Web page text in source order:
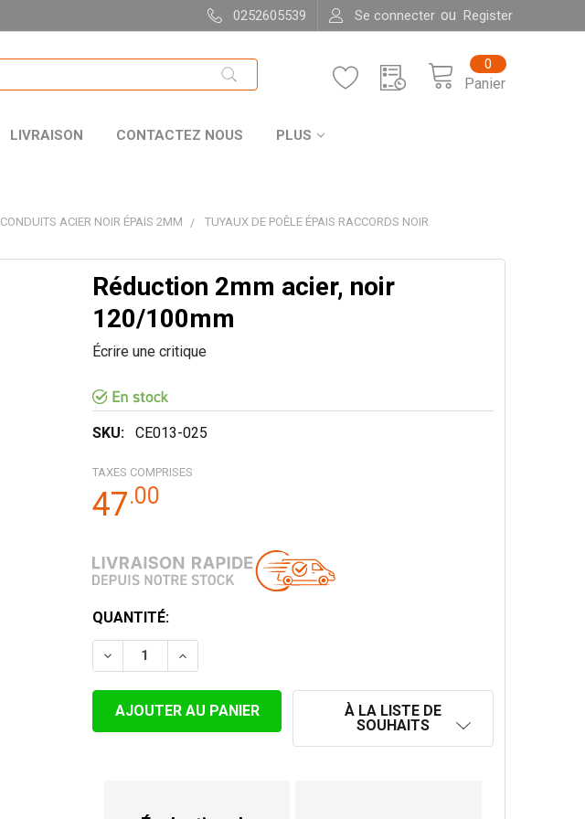
0252605539 Se connecter ou Register
Panier
0
LIVRAISON CONTACTEZ NOUS PLUS
CONDUITS ACIER NOIR ÉPAIS 2MM
TUYAUX DE POÊLE ÉPAIS RACCORDS NOIR
Réduction 2mm acier, noir
120/100mm
Écrire une critique
SKU: CE013-025
TAXES COMPRISES
47.00
STOCK
ACTUEL:
QUANTITÉ:
DIMINUER LA QUANTITÉ DE RÉDUCTION 2MM ACIER, NOIR 120/100MM
AUGMENTER LA QUANTITÉ DE RÉDUCTION 2MM ACIER,
À LA LISTE DE
SOUHAITS